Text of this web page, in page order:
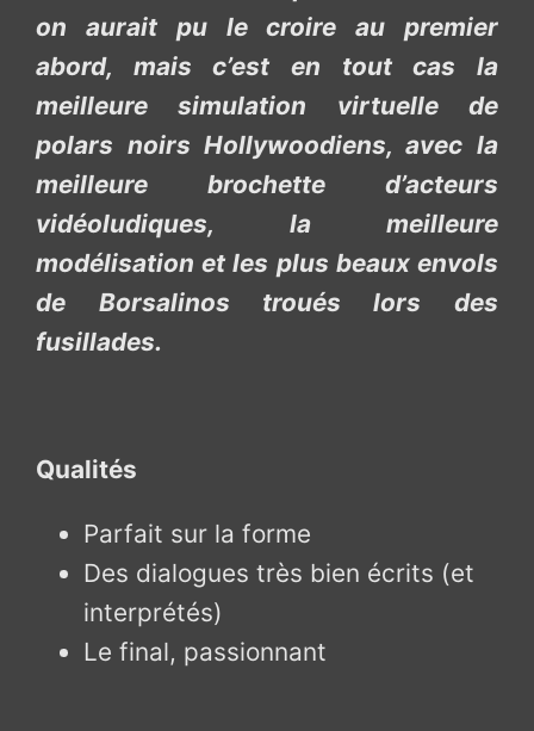
on aurait pu le croire au premier
abord, mais c’est en tout cas la
meilleure simulation virtuelle de
polars noirs Hollywoodiens, avec la
meilleure brochette d’acteurs
vidéoludiques, la meilleure
modélisation et les plus beaux envols
de Borsalinos troués lors des
fusillades.
Qualités
Parfait sur la forme
Des dialogues très bien écrits (et
interprétés)
Le final, passionnant